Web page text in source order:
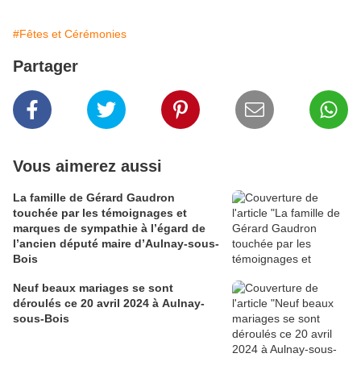
#Fêtes et Cérémonies
Partager
Vous aimerez aussi
La famille de Gérard Gaudron
touchée par les témoignages et
marques de sympathie à l’égard de
l’ancien député maire d’Aulnay-sous-
Bois
Neuf beaux mariages se sont
déroulés ce 20 avril 2024 à Aulnay-
sous-Bois